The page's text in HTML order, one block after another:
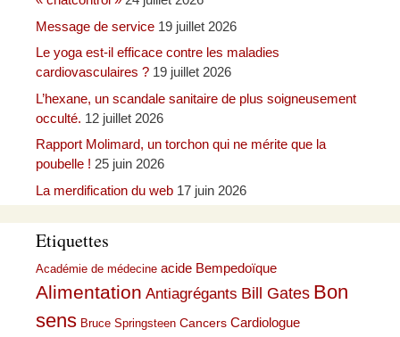
Message de service 19 juillet 2026
Le yoga est-il efficace contre les maladies
cardiovasculaires ? 19 juillet 2026
L’hexane, un scandale sanitaire de plus soigneusement
occulté. 12 juillet 2026
Rapport Molimard, un torchon qui ne mérite que la
poubelle ! 25 juin 2026
La merdification du web 17 juin 2026
Etiquettes
Académie de médecine acide Bempedoïque
Alimentation Antiagrégants Bill Gates Bon
sens Bruce Springsteen Cancers Cardiologue